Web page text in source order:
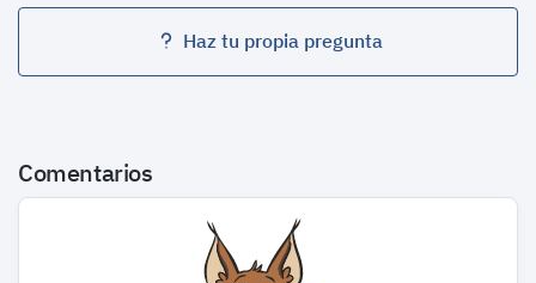
Haz tu propia pregunta
Comentarios